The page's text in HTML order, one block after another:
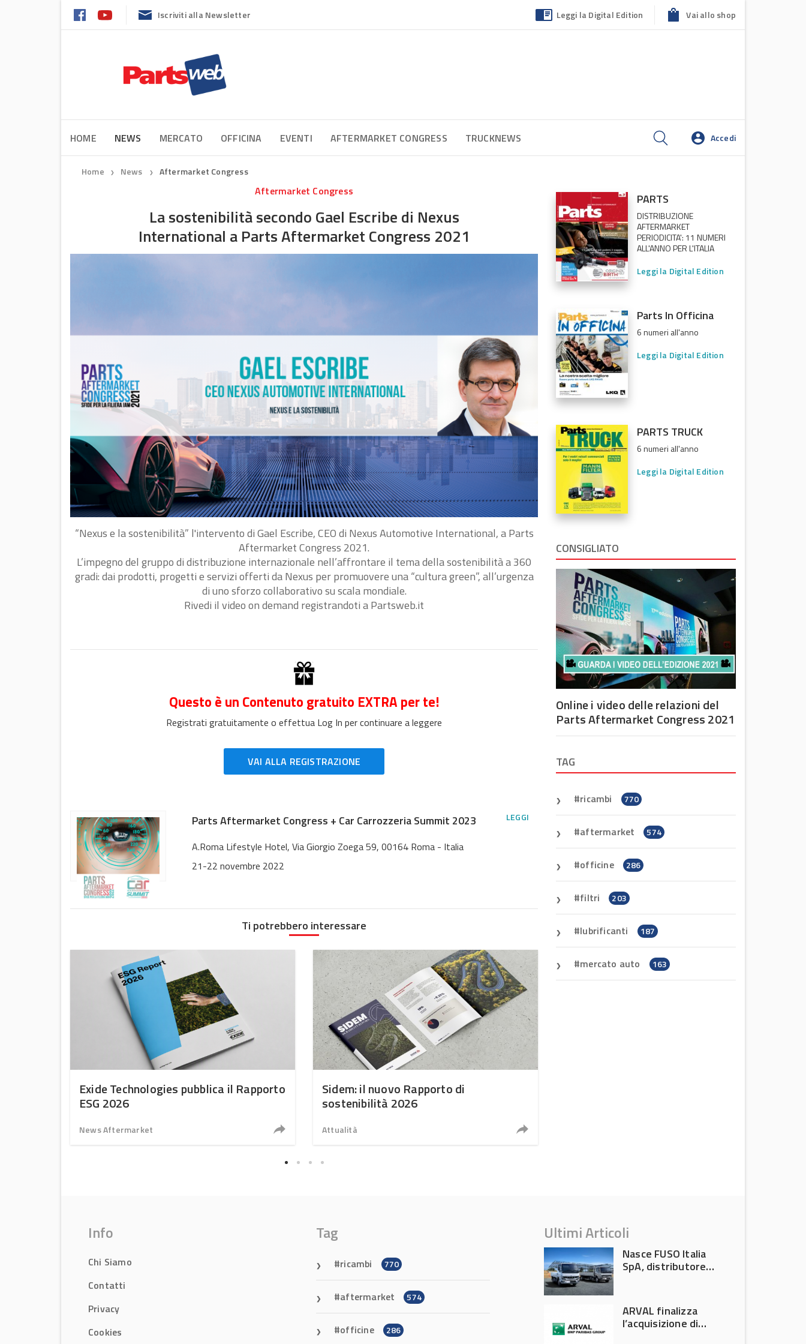
Iscriviti alla Newsletter Leggi la Digital Edition Vai allo shop
HOME NEWS MERCATO OFFICINA EVENTI AFTERMARKET CONGRESS TRUCKNEWS Accedi
Home ❯ News ❯ Aftermarket Congress
Aftermarket Congress
La sostenibilità secondo Gael Escribe di Nexus
International a Parts Aftermarket Congress 2021
“Nexus e la sostenibilità” l'intervento di Gael Escribe, CEO di Nexus Automotive International, a Parts
Aftermarket Congress 2021.
L’impegno del gruppo di distribuzione internazionale nell’affrontare il tema della sostenibilità a 360
gradi: dai prodotti, progetti e servizi offerti da Nexus per promuovere una “cultura green”, all’urgenza
di uno sforzo collaborativo su scala mondiale.
Rivedi il video on demand registrandoti a Partsweb.it
Questo è un Contenuto gratuito EXTRA per te!
Registrati gratuitamente o effettua Log In per continuare a leggere
VAI ALLA REGISTRAZIONE
Parts Aftermarket Congress + Car Carrozzeria Summit 2023
A.Roma Lifestyle Hotel, Via Giorgio Zoega 59, 00164 Roma - Italia
21-22 novembre 2022
LEGGI
Ti potrebbero interessare
Exide Technologies pubblica il Rapporto
ESG 2026
News Aftermarket
Sidem: il nuovo Rapporto di
sostenibilità 2026
Attualità
PARTS
DISTRIBUZIONE
AFTERMARKET
PERIODICITA': 11 NUMERI
ALL'ANNO PER L'ITALIA
Leggi la Digital Edition
Parts In Officina
6 numeri all'anno
Leggi la Digital Edition
PARTS TRUCK
6 numeri all'anno
Leggi la Digital Edition
CONSIGLIATO
Online i video delle relazioni del
Parts Aftermarket Congress 2021
TAG
ricambi 770
aftermarket 574
officine 286
filtri 203
lubrificanti 187
mercato auto 163
Info
Chi Siamo
Contatti
Privacy
Cookies
Tag
ricambi 770
aftermarket 574
officine 286
Ultimi Articoli
Nasce FUSO Italia
SpA, distributore
ARVAL finalizza
l’acquisizione di